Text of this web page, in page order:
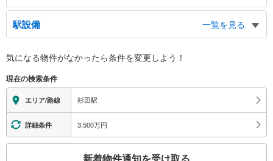
東口
ＪＲ新杉田駅、国道１６号線
駅設備
一覧を見る
※段差なしでの移動経路
地上⇔改札⇔ホーム：○
エレベータ
・各ホーム⇔改札
・改札⇔西口
エスカレータ
気になる物件がなかったら条件を変更しよう！
現在の検索条件
エリア/路線 杉田駅
詳細条件 3,500万円